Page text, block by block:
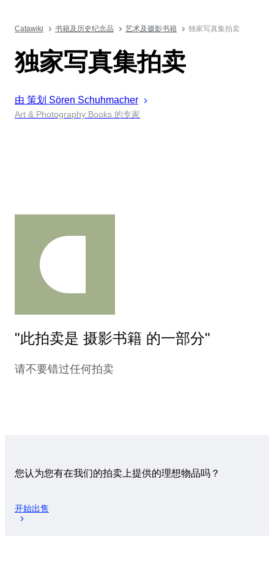
Catawiki 书籍及历史纪念品 艺术及摄影书籍 独家写真集拍卖
独家写真集拍卖
由 策划 Sören Schuhmacher
Art & Photography Books 的专家
"此拍卖是 摄影书籍 的一部分"
请不要错过任何拍卖
您认为您有在我们的拍卖上提供的理想物品吗？
开始出售